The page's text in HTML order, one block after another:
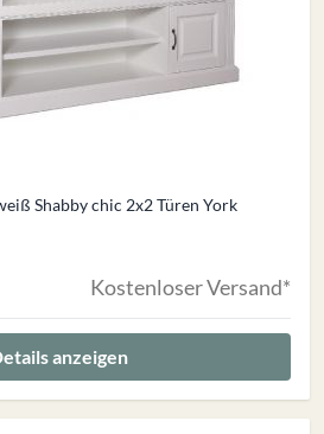
Shabby chic 2x2 Türen York
Kostenloser Versand*
anzeigen